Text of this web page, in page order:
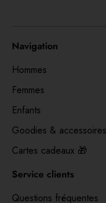
Navigation
Hommes
Femmes
Enfants
Goodies & accessoires
Cartes cadeaux 🎁
Service clients
Questions fréquentes